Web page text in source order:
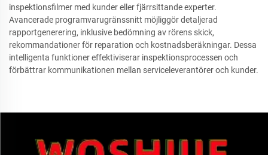
inspektionsfilmer med kunder eller fjärrsittande experter.
Avancerade programvarugränssnitt möjliggör detaljerad
rapportgenerering, inklusive bedömning av rörens skick,
rekommandationer för reparation och kostnadsberäkningar. Dessa
intelligenta funktioner effektiviserar inspektionsprocessen och
förbättrar kommunikationen mellan serviceleverantörer och kunder.